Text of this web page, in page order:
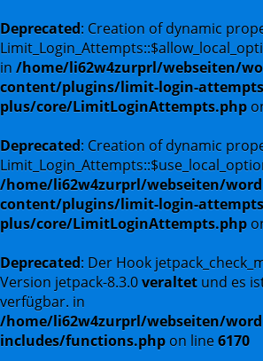
Deprecated: Creation of dynamic
in /home/li62w4zurprl/webseiten/
content/plugins/limit-login-
plus/core/LimitLoginAttempts.php
Deprecated: Creation of dynamic
/home/li62w4zurprl/webseiten/
content/plugins/limit-login-
plus/core/LimitLoginAttempts.php
Deprecated: Der Hook
Version jetpack-8.3.0veraltet und es
verfügbar. in
/home/li62w4zurprl/webseiten/
includes/functions.php on line6170